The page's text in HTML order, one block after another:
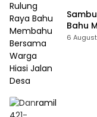
Bahu
Jalan
6